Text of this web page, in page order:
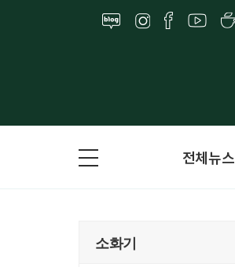
전체뉴스